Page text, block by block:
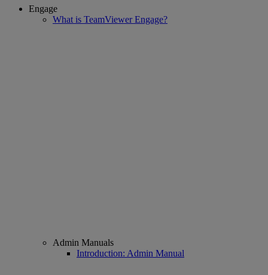
Engage
What is TeamViewer Engage?
Admin Manuals
Introduction: Admin Manual